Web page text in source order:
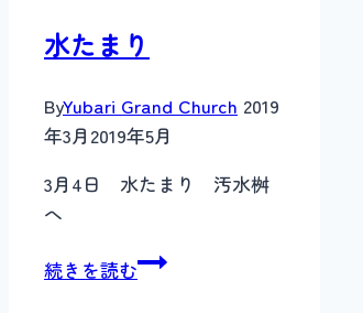
水たまり
ByYubari Grand Church 2019
年3月 2019年5月
3月4日 水たまり 汚水桝
へ
続きを読む水